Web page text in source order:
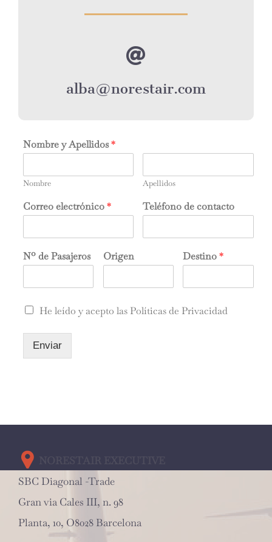
alba@norestair.com
Nombre y Apellidos*
Nombre Apellidos
Correo electrónico* Teléfono de contacto
Nº de Pasajeros Origen Destino*
He leído y acepto las Políticas de Privacidad
Enviar
SBC Diagonal -Trade
Gran via Cales III, n. 98
Planta, 10, O8028 Barcelona